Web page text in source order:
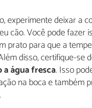
experimente deixar a
cão. Você pode fazer
prato para que a
disso, certifique-se
a água fresca. Isso
na boca e também